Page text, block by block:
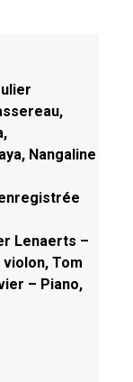
Nangaline
Lenaerts –
Tom
– Piano,